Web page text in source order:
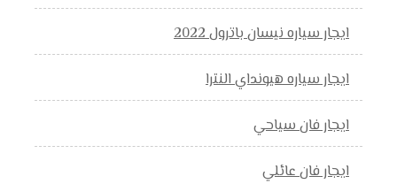
ايجار سياره نيسان باترول 2022
ايجار سياره هيونداي النترا
ايجار فان سياحي
ايجار فان عائلي